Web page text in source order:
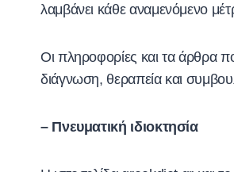
λαμβάνει κάθε αναμενόμενο
Οι πληροφορίες και τα άρθρα
διάγνωση, θεραπεία και
– Πνευματική ιδιοκτησία